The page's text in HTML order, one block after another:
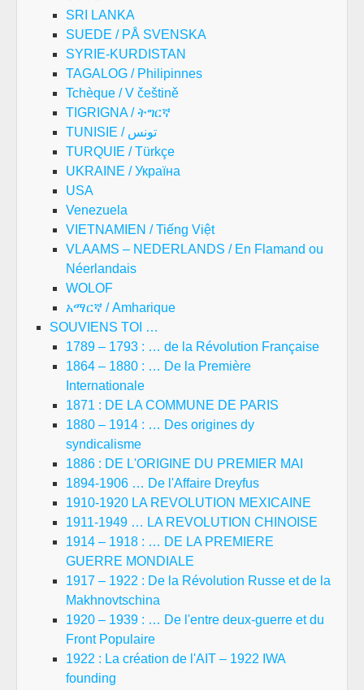
SRI LANKA
SUEDE / PÅ SVENSKA
SYRIE-KURDISTAN
TAGALOG / Philipinnes
Tchèque / V češtině
TIGRIGNA / ትግርኛ
TUNISIE / تونس
TURQUIE / Türkçe
UKRAINE / Україна
USA
Venezuela
VIETNAMIEN / Tiếng Việt
VLAAMS – NEDERLANDS / En Flamand ou
Néerlandais
WOLOF
አማርኛ / Amharique
SOUVIENS TOI …
1789 – 1793 : … de la Révolution Française
1864 – 1880 : … De la Première
Internationale
1871 : DE LA COMMUNE DE PARIS
1880 – 1914 : … Des origines dy
syndicalisme
1886 : DE L'ORIGINE DU PREMIER MAI
1894-1906 … De l'Affaire Dreyfus
1910-1920 LA REVOLUTION MEXICAINE
1911-1949 … LA REVOLUTION CHINOISE
1914 – 1918 : … DE LA PREMIERE
GUERRE MONDIALE
1917 – 1922 : De la Révolution Russe et de la
Makhnovtschina
1920 – 1939 : … De l'entre deux-guerre et du
Front Populaire
1922 : La création de l'AIT – 1922 IWA
founding